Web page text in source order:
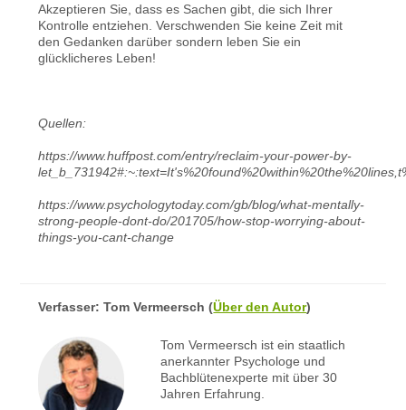
Akzeptieren Sie, dass es Sachen gibt, die sich Ihrer
Kontrolle entziehen. Verschwenden Sie keine Zeit mit
den Gedanken darüber sondern leben Sie ein
glücklicheres Leben!
Quellen:
https://www.huffpost.com/entry/reclaim-your-power-by-
https://www.psychologytoday.com/gb/blog/what-mentally-
strong-people-dont-do/201705/how-stop-worrying-about-
things-you-cant-change
Verfasser:Tom Vermeersch (Über den Autor)
Tom Vermeersch ist ein staatlich
anerkannter Psychologe und
Bachblütenexperte mit über 30
Jahren Erfahrung.